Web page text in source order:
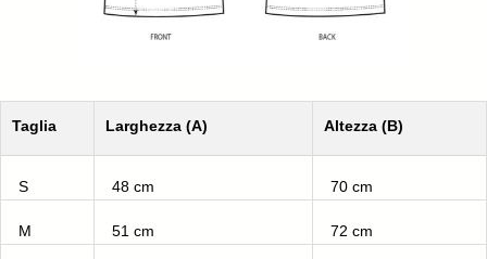
Taglia Larghezza (A) Altezza (B)
S 48 cm 70 cm
M 51 cm 72 cm